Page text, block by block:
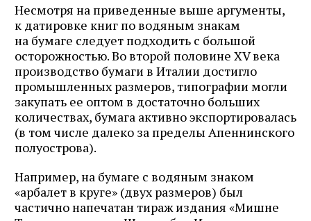
Несмотря на приведенные выше аргументы,
к датировке книг по водяным знакам
на бумаге следует подходить с большой
осторожностью. Во второй половине XV века
производство бумаги в Италии достигло
промышленных размеров, типографии могли
закупать ее оптом в достаточно больших
количествах, бумага активно экспортировалась
(в том числе далеко за пределы Апеннинского
полуострова).
Например, на бумаге с водяным знаком
«арбалет в круге» (двух размеров) был
частично напечатан тираж издания «Мишне